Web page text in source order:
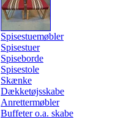
Spisestuemøbler
Spisestuer
Spiseborde
Spisestole
Skænke
Dækketøjsskabe
Anrettermøbler
Buffeter o.a. skabe